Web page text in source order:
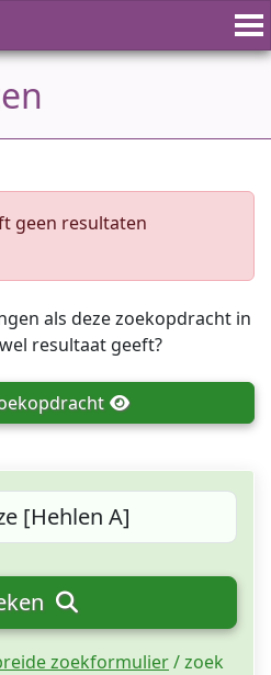
geen resultaten
als deze zoekopdracht in
resultaat geeft?
zoekformulier/ zoek